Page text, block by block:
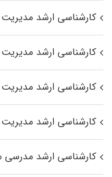
کارشناسی ارشد مدیریت
کارشناسی ارشد
کارشناسی ارشد
کارشناسی ارشد مدیریت
کارشناسی ارشد مدرسی